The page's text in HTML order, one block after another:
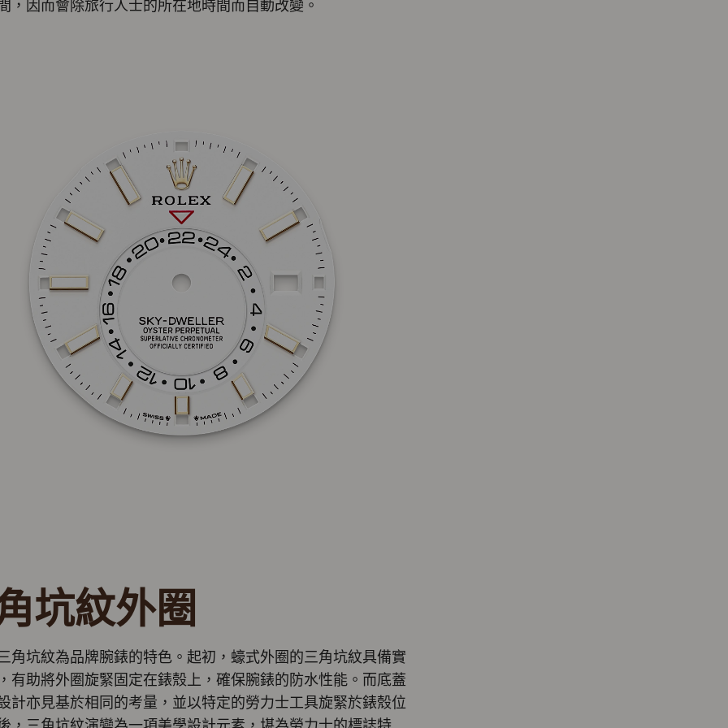
，因而會除旅行人士的所在地時間而自動改變。
坑紋外圈
角坑紋為品牌腕錶的特色。起初，蠔式外圈的三角坑紋具備實
有助將外圈旋緊固定在錶殼上，確保腕錶的防水性能。而底蓋
計亦見基於相同的考量，並以特定的勞力士工具旋緊於錶殼位